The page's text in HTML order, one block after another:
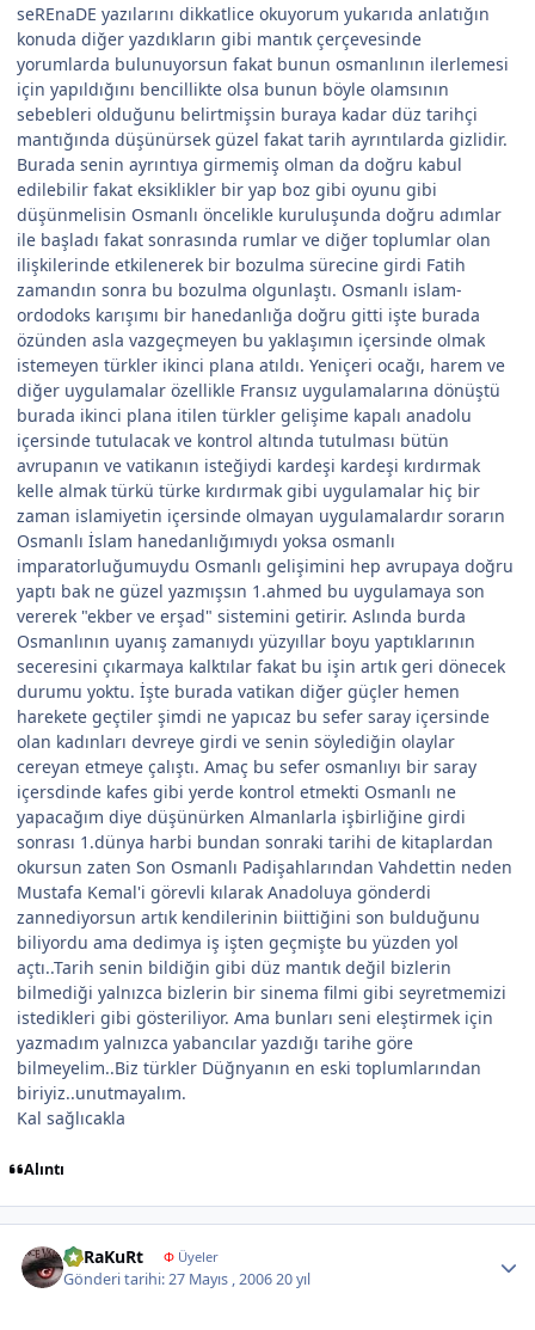
seREnaDE yazılarını dikkatlice okuyorum yukarıda anlatığın
konuda diğer yazdıkların gibi mantık çerçevesinde
yorumlarda bulunuyorsun fakat bunun osmanlının ilerlemesi
için yapıldığını bencillikte olsa bunun böyle olamsının
sebebleri olduğunu belirtmişsin buraya kadar düz tarihçi
mantığında düşünürsek güzel fakat tarih ayrıntılarda gizlidir.
Burada senin ayrıntıya girmemiş olman da doğru kabul
edilebilir fakat eksiklikler bir yap boz gibi oyunu gibi
düşünmelisin Osmanlı öncelikle kuruluşunda doğru adımlar
ile başladı fakat sonrasında rumlar ve diğer toplumlar olan
ilişkilerinde etkilenerek bir bozulma sürecine girdi Fatih
zamandın sonra bu bozulma olgunlaştı. Osmanlı islam-
ordodoks karışımı bir hanedanlığa doğru gitti işte burada
özünden asla vazgeçmeyen bu yaklaşımın içersinde olmak
istemeyen türkler ikinci plana atıldı. Yeniçeri ocağı, harem ve
diğer uygulamalar özellikle Fransız uygulamalarına dönüştü
burada ikinci plana itilen türkler gelişime kapalı anadolu
içersinde tutulacak ve kontrol altında tutulması bütün
avrupanın ve vatikanın isteğiydi kardeşi kardeşi kırdırmak
kelle almak türkü türke kırdırmak gibi uygulamalar hiç bir
zaman islamiyetin içersinde olmayan uygulamalardır sorarın
Osmanlı İslam hanedanlığımıydı yoksa osmanlı
imparatorluğumuydu Osmanlı gelişimini hep avrupaya doğru
yaptı bak ne güzel yazmışsın 1.ahmed bu uygulamaya son
vererek "ekber ve erşad" sistemini getirir. Aslında burda
Osmanlının uyanış zamanıydı yüzyıllar boyu yaptıklarının
seceresini çıkarmaya kalktılar fakat bu işin artık geri dönecek
durumu yoktu. İşte burada vatikan diğer güçler hemen
harekete geçtiler şimdi ne yapıcaz bu sefer saray içersinde
olan kadınları devreye girdi ve senin söylediğin olaylar
cereyan etmeye çalıştı. Amaç bu sefer osmanlıyı bir saray
içersdinde kafes gibi yerde kontrol etmekti Osmanlı ne
yapacağım diye düşünürken Almanlarla işbirliğine girdi
sonrası 1.dünya harbi bundan sonraki tarihi de kitaplardan
okursun zaten Son Osmanlı Padişahlarından Vahdettin neden
Mustafa Kemal'i görevli kılarak Anadoluya gönderdi
zannediyorsun artık kendilerinin biittiğini son bulduğunu
biliyordu ama dedimya iş işten geçmişte bu yüzden yol
açtı..Tarih senin bildiğin gibi düz mantık değil bizlerin
bilmediği yalnızca bizlerin bir sinema filmi gibi seyretmemizi
istedikleri gibi gösteriliyor. Ama bunları seni eleştirmek için
yazmadım yalnızca yabancılar yazdığı tarihe göre
bilmeyelim..Biz türkler Düğnyanın en eski toplumlarından
biriyiz..unutmayalım.
Kal sağlıcakla
Alıntı
KaRaKuRt ΦÜyeler
Gönderi tarihi:27 Mayıs , 200620 yıl